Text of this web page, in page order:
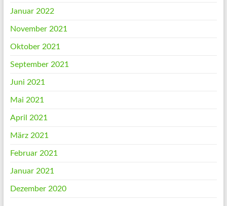
Januar 2022
November 2021
Oktober 2021
September 2021
Juni 2021
Mai 2021
April 2021
März 2021
Februar 2021
Januar 2021
Dezember 2020